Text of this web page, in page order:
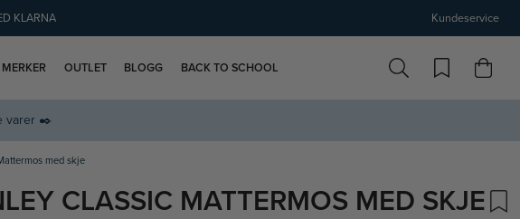
KLARNA Kundeservice
MERKER OUTLET BLOGG BACK TO SCHOOL
varer ✒️
med skje
CLASSIC MATTERMOS MED SKJE